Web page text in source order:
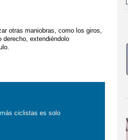
otras maniobras, como los giros,
extendiéndolo
ciclistas es solo